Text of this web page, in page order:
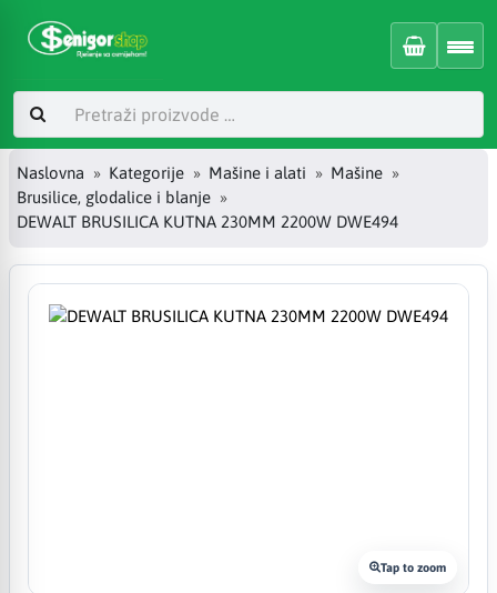
Naslovna Kategorije Mašine i alati
Mašine
Brusilice, glodalice i blanje
DEWALT BRUSILICA KUTNA 230MM 2200W DWE494
Tap to zoom